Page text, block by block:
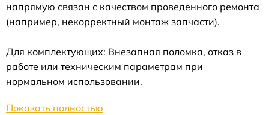
напрямую связан с качеством проведенного ремонта
(например, некорректный монтаж запчасти).
Для комплектующих: Внезапная поломка, отказ в
работе или техническим параметрам при
нормальном использовании.
Показать полностью